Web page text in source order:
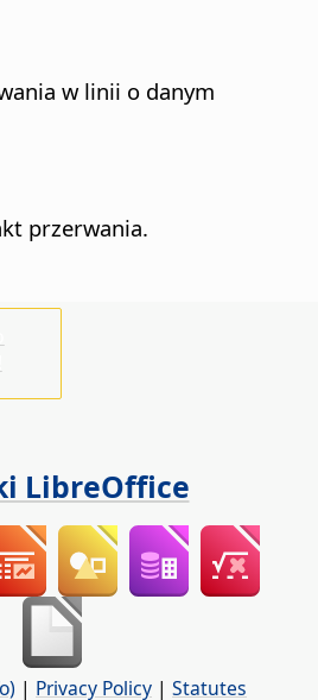
w linii o danym
przerwania.
LibreOffice
| Privacy Policy | Statutes